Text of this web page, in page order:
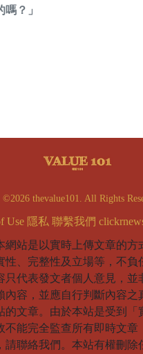
嗎？」
©2026 thevalue101. All Rights
Use 隱私 聯繫我們
網站是以實時上傳文章的方
性、完整性及立場等，不負
只代表發文者個人意見，並
內容，並應自行判斷內容之
的文章。由於本站是受到「
不能完全監查所有即時文章
請聯絡我們。本站有權刪除